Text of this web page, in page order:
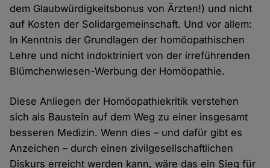
dem Glaubwürdigkeitsbonus von Ärzten!) und nicht
auf Kosten der Solidargemeinschaft. Und vor allem:
In Kenntnis der Grundlagen der homöopathischen
Lehre und nicht indoktriniert von der irreführenden
Blümchenwiesen-Werbung der Homöopathie.
Diese Anliegen der Homöopathiekritik verstehen
sich als Baustein auf dem Weg zu einer insgesamt
besseren Medizin. Wenn dies – und dafür gibt es
Anzeichen – durch einen zivilgesellschaftlichen
Diskurs erreicht werden kann, wäre das ein Sieg für